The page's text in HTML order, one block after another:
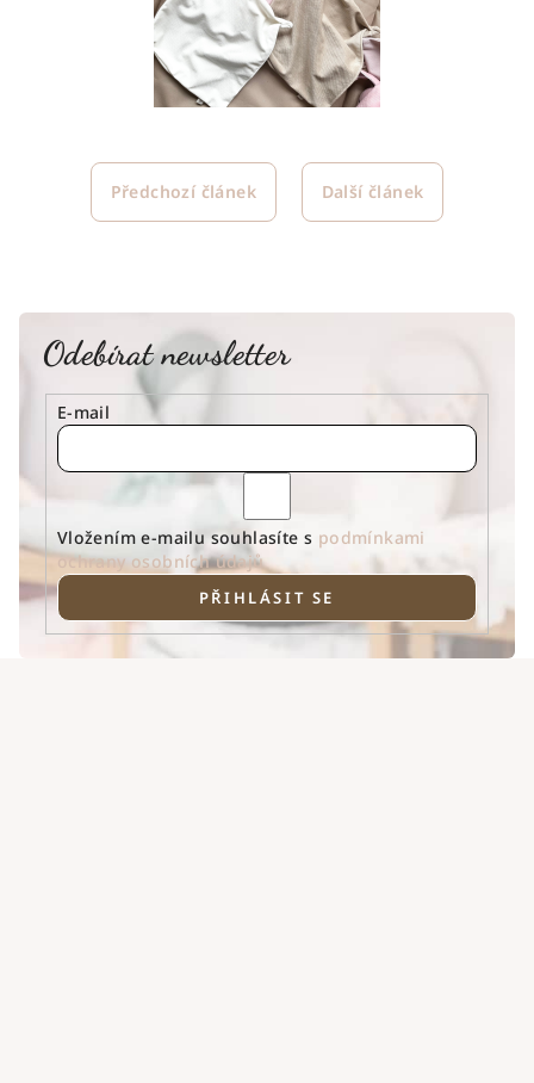
Předchozí článek Další článek
Odebírat newsletter
E-mail
Vložením e-mailu souhlasíte s podmínkami
ochrany osobních údajů
PŘIHLÁSIT SE